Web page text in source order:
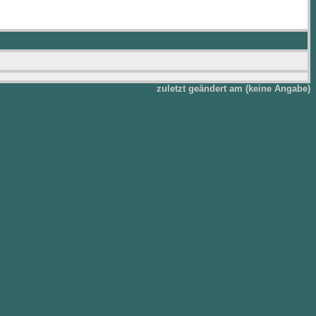
zuletzt geändert am (keine Angabe)